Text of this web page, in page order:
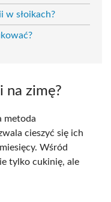
w słoikach?
na zimę?
metoda
cieszyć się ich
Wśród
tylko cukinię, ale